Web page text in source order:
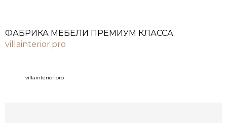
ФАБРИКА МЕБЕЛИ ПРЕМИУМ КЛАССА:
villainterior.pro
villainterior.pro